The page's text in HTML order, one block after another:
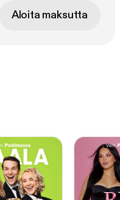
Aloita maksutta